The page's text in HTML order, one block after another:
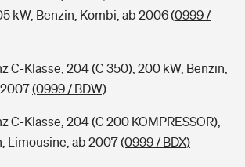
kW, Benzin, Kombi, ab 2006(0999 /
C-Klasse, 204 (C 350), 200 kW, Benzin,
(0999 / BDW)
C-Klasse, 204 (C 200 KOMPRESSOR),
Limousine, ab 2007(0999 / BDX)